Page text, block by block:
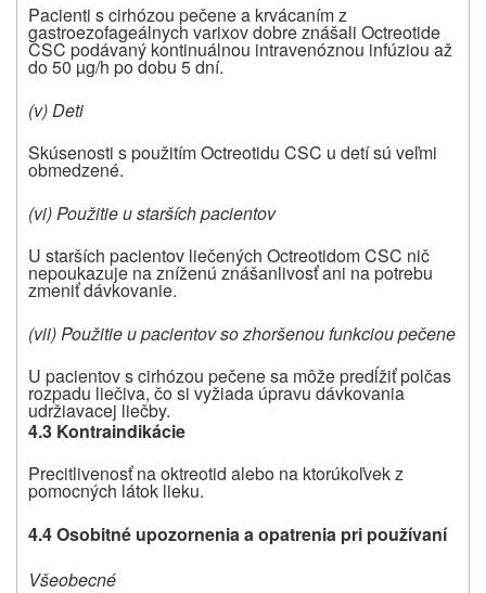
Pacienti s cirhózou pečene a krvácaním z
gastroezofageálnych varixov dobre znášali Octreotide
CSC podávaný kontinuálnou intravenóznou infúziou až
do 50 µg/h po dobu 5 dní.
(v) Deti
Skúsenosti s použitím Octreotidu CSC u detí sú veľmi
obmedzené.
(vi) Použitie u starších pacientov
U starších pacientov liečených Octreotidom CSC nič
nepoukazuje na zníženú znášanlivosť ani na potrebu
zmeniť dávkovanie.
(vii) Použitie u pacientov so zhoršenou funkciou pečene
U pacientov s cirhózou pečene sa môže predĺžiť polčas
rozpadu liečiva, čo si vyžiada úpravu dávkovania
udržiavacej liečby.
4.3 Kontraindikácie
Precitlivenosť na oktreotid alebo na ktorúkoľvek z
pomocných látok lieku.
4.4 Osobitné upozornenia a opatrenia pri používaní
Všeobecné